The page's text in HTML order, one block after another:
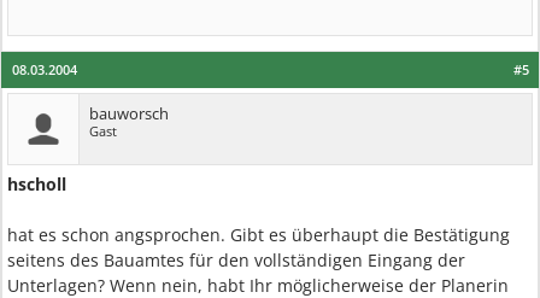
#5
08.03.2004
bauworsch
Gast
hscholl
hat es schon angsprochen. Gibt es überhaupt die Bestätigung
seitens des Bauamtes für den vollständigen Eingang der
Unterlagen? Wenn nein, habt Ihr möglicherweise der Planerin